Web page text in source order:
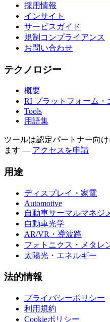
採用情報
インサイト
サービスガイド
規制コンプライアンス
お問い合わせ
テクノロジー
概要
RI プラットフォーム・
Tools
用語集
ツールは認定パートナー向
ます — アクセスを申請
用途
ディスプレイ・家電
Automotive
自動車サーマルマネジ
自動車光学
AR/VR・導波路
フォトニクス・メタレ
太陽光・エネルギー
法的情報
プライバシーポリシー
利用規約
Cookieポリシー